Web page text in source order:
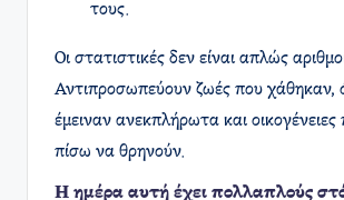
τους.
Οι στατιστικές δεν είναι απλώς
Αντιπροσωπεύουν ζωές που χάθηκαν,
έμειναν ανεκπλήρωτα και οικογένειες
πίσω να θρηνούν.
Η ημέρα αυτή έχει πολλαπλούς